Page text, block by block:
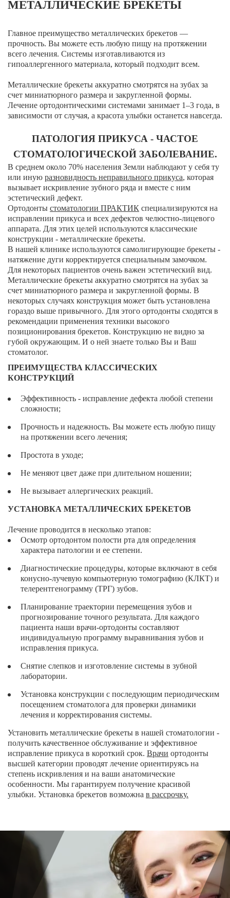
ЛЕЧЕНИЕ ЗУБОВ ПОД НАРКОЗОМ
ИМПЛАНТАЦИЯ ЗУБОВ
Одномоментная имплантация
Синус-лифтинг и костная пластика
Имплантационные системы Anthogyr
Импланты Dentium
Импланты Straumann
Имплантация одного зуба
Коронка на имплант
Имплантация «Всё на 4х»
Имплантация «Всё на 6-ти»
Удаление импланта зуба
Коронка на имплант
ЧИСТКА ЗУБОВ
Восстановление и реставрация зубов
Реставрация зубов
Отбеливание зубов
ВИНИРЫ
Функциональная диагностика
Безметалловая керамика
Вкладки
Протезирование All-on-4
Съемные зубные протезы
Бюгельные протезы
Мостовидные протезы
УДАЛЕНИЕ ЗУБОВ
ТОВАРЫ
КОНТАКТЫ
ОТЗЫВЫ
СТАТЬИ
ВАКАНСИИ
АКЦИИ
ОБОРУДОВАНИЕ
МЕТАЛЛИЧЕСКИЕ БРЕКЕТЫ
Главное преимущество металлических брекетов —
прочность. Вы можете есть любую пищу на протяжении
всего лечения. Системы изготавливаются из
гипоаллергенного материала, который подходит всем.
Металлические брекеты аккуратно смотрятся на зубах за
счет миниатюрного размера и закругленной формы.
Лечение ортодонтическими системами занимает 1–3 года, в
зависимости от случая, а красота улыбки останется навсегда.
ПАТОЛОГИЯ ПРИКУСА - ЧАСТОЕ
СТОМАТОЛОГИЧЕСКОЙ ЗАБОЛЕВАНИЕ.
В среднем около 70% населения Земли наблюдают у себя ту
или иную разновидность неправильного прикуса, которая
вызывает искривление зубного ряда и вместе с ним
эстетический дефект.
Ортодонты стоматологии ПРАКТИК специализируются на
исправлении прикуса и всех дефектов челюстно-лицевого
аппарата. Для этих целей используются классические
конструкции - металлические брекеты.
В нашей клинике используются самолигирующие брекеты -
натяжение дуги корректируется специальным замочком.
Для некоторых пациентов очень важен эстетический вид.
Металлические брекеты аккуратно смотрятся на зубах за
счет миниатюрного размера и закругленной формы. В
некоторых случаях конструкция может быть установлена
гораздо выше привычного. Для этого ортодонты сходятся в
рекомендации применения техники высокого
позиционирования брекетов. Конструкцию не видно за
губой окружающим. И о ней знаете только Вы и Ваш
стоматолог.
ПРЕИМУЩЕСТВА КЛАССИЧЕСКИХ
КОНСТРУКЦИЙ
Эффективность - исправление дефекта любой степени
сложности;
Прочность и надежность. Вы можете есть любую пищу
на протяжении всего лечения;
Простота в уходе;
Не меняют цвет даже при длительном ношении;
Не вызывает аллергических реакций.
УСТАНОВКА МЕТАЛЛИЧЕСКИХ БРЕКЕТОВ
Лечение проводится в несколько этапов:
Осмотр ортодонтом полости рта для определения
характера патологии и ее степени.
Диагностические процедуры, которые включают в себя
конусно-лучевую компьютерную томографию (КЛКТ) и
телерентгенограмму (ТРГ) зубов.
Планирование траектории перемещения зубов и
прогнозирование точного результата. Для каждого
пациента наши врачи-ортодонты составляют
индивидуальную программу выравнивания зубов и
исправления прикуса.
Снятие слепков и изготовление системы в зубной
лаборатории.
Установка конструкции с последующим периодическим
посещением стоматолога для проверки динамики
лечения и корректирования системы.
Установить металлические брекеты в нашей стоматологии -
получить качественное обслуживание и эффективное
исправление прикуса в короткий срок. Врачи ортодонты
высшей категории проводят лечение ориентируясь на
степень искривления и на ваши анатомические
особенности. Мы гарантируем получение красивой
улыбки. Установка брекетов возможна в рассрочку.